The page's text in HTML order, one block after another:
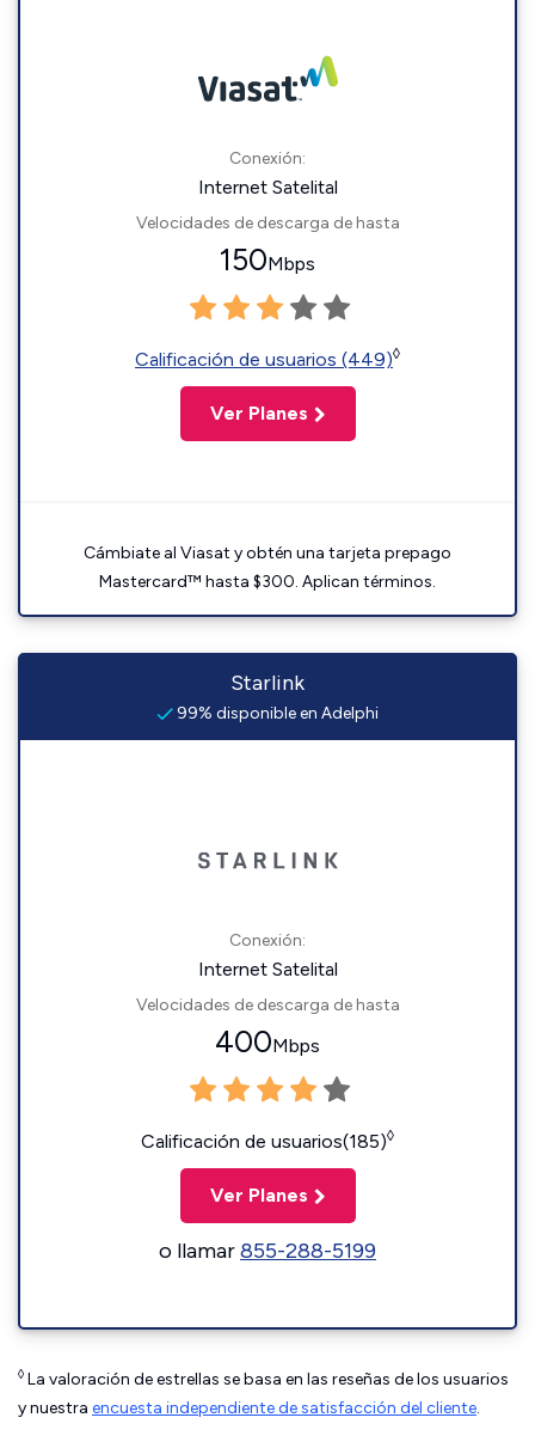
Conexión:
Internet Satelital
Velocidades de descarga de hasta
150Mbps
Calificación de usuarios (449)◊
Ver Planes
Cámbiate al Viasat y obtén una tarjeta prepago
Mastercard™ hasta $300. Aplican términos.
Starlink
99% disponible en Adelphi
Conexión:
Internet Satelital
Velocidades de descarga de hasta
400Mbps
Calificación de usuarios(185)◊
Ver Planes
o llamar855-288-5199
◊ La valoración de estrellas se basa en las reseñas de los usuarios
y nuestra encuesta independiente de satisfacción del cliente.